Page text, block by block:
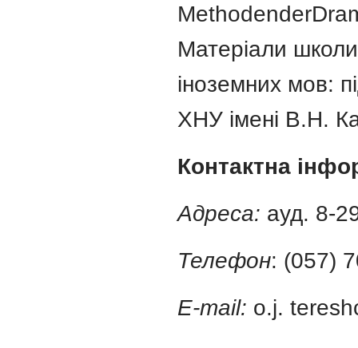
Матеріали
іноземних мов:
ХНУ імені В.Н.
Контактна
Адреса: ауд. 8-
Телефон: (057)
E-mail: o.j.